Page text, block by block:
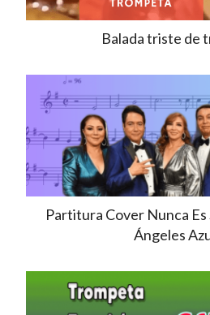
Balada triste de
Partitura Cover Nunca
Ángeles